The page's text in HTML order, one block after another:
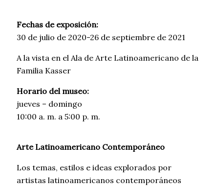
Fechas de exposición:
30 de julio de 2020-26 de septiembre de 2021
A la vista en el Ala de Arte Latinoamericano de la
Familia Kasser
Horario del museo:
jueves – domingo
10:00 a. m. a 5:00 p. m.
Arte Latinoamericano Contemporáneo
Los temas, estilos e ideas explorados por
artistas latinoamericanos contemporáneos